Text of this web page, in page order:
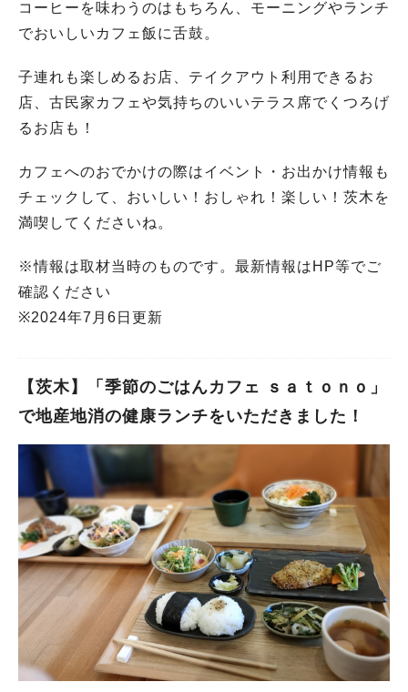
コーヒーを味わうのはもちろん、モーニングやランチ
でおいしいカフェ飯に舌鼓。
子連れも楽しめるお店、テイクアウト利用できるお
店、古民家カフェや気持ちのいいテラス席でくつろげ
るお店も！
カフェへのおでかけの際はイベント・お出かけ情報も
チェックして、おいしい！おしゃれ！楽しい！茨木を
満喫してくださいね。
※情報は取材当時のものです。最新情報はHP等でご
確認ください
※2024年7月6日更新
【茨木】「季節のごはんカフェ ｓａｔｏｎｏ」
で地産地消の健康ランチをいただきました！